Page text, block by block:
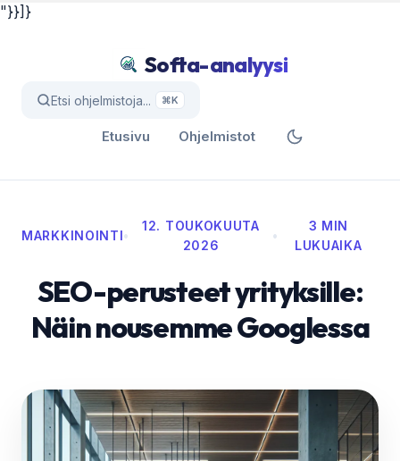
"}}]}
Softa-analyysi
Etsi ohjelmistoja... ⌘K
Etusivu Ohjelmistot
MARKKINOINTI•
12. TOUKOKUUTA
2026
•
3 MIN
LUKUAIKA
SEO-perusteet yrityksille:
Näin nousemme Googlessa